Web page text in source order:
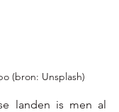
(bron: Unsplash)
landen is men al